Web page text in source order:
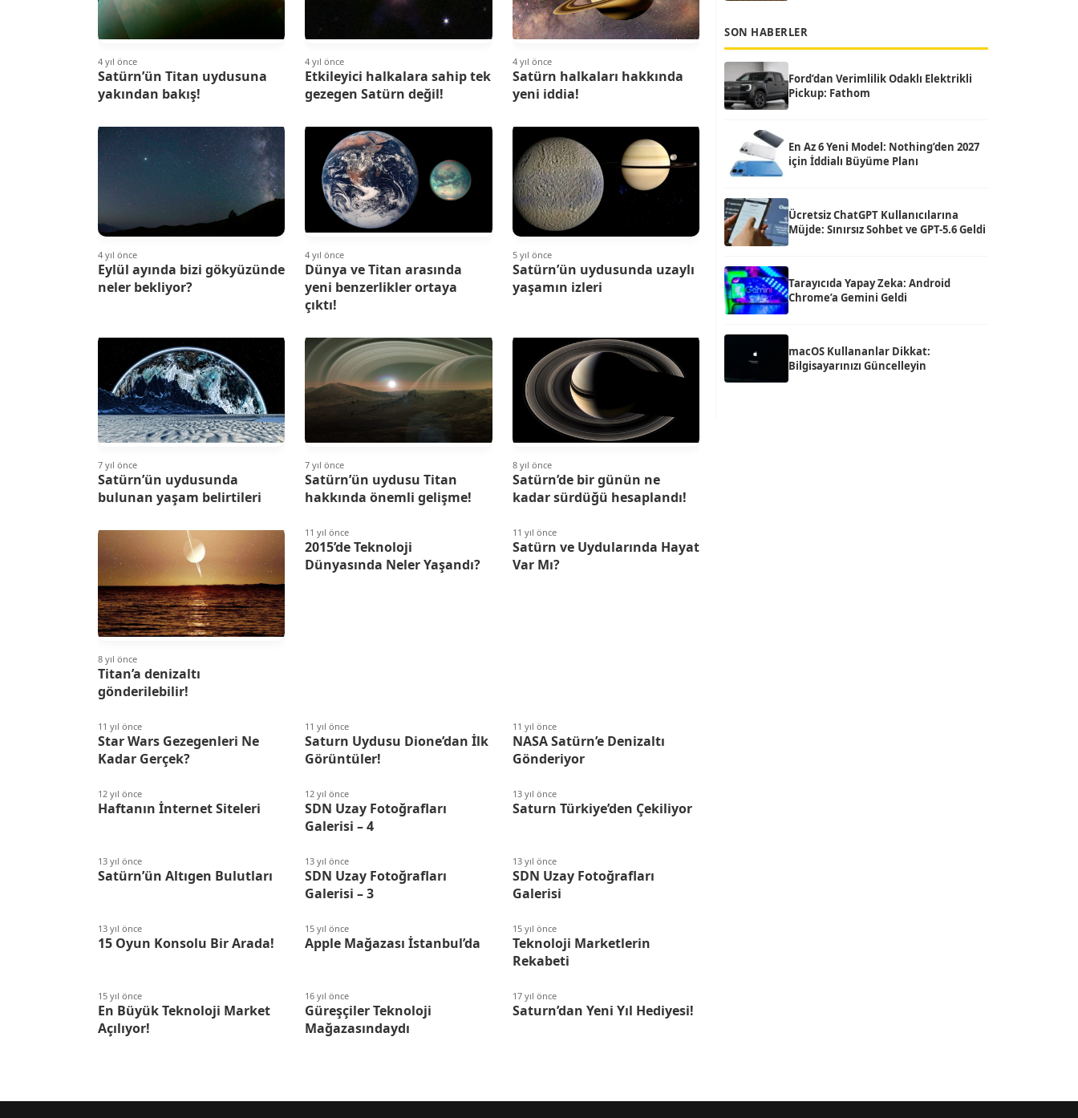
4 yıl önce
Satürn’ün Titan uydusuna
yakından bakış!
4 yıl önce
Etkileyici halkalara sahip tek
gezegen Satürn değil!
4 yıl önce
Satürn halkaları hakkında
yeni iddia!
4 yıl önce
Eylül ayında bizi gökyüzünde
neler bekliyor?
4 yıl önce
Dünya ve Titan arasında
yeni benzerlikler ortaya
çıktı!
5 yıl önce
Satürn’ün uydusunda uzaylı
yaşamın izleri
7 yıl önce
Satürn’ün uydusunda
bulunan yaşam belirtileri
7 yıl önce
Satürn’ün uydusu Titan
hakkında önemli gelişme!
8 yıl önce
Satürn’de bir günün ne
kadar sürdüğü hesaplandı!
8 yıl önce
Titan’a denizaltı
gönderilebilir!
11 yıl önce
2015’de Teknoloji
Dünyasında Neler Yaşandı?
11 yıl önce
Satürn ve Uydularında Hayat
Var Mı?
11 yıl önce
Star Wars Gezegenleri Ne
Kadar Gerçek?
11 yıl önce
Saturn Uydusu Dione’dan İlk
Görüntüler!
11 yıl önce
NASA Satürn’e Denizaltı
Gönderiyor
12 yıl önce
Haftanın İnternet Siteleri
12 yıl önce
SDN Uzay Fotoğrafları
Galerisi – 4
13 yıl önce
Saturn Türkiye’den Çekiliyor
13 yıl önce
Satürn’ün Altıgen Bulutları
13 yıl önce
SDN Uzay Fotoğrafları
Galerisi – 3
13 yıl önce
SDN Uzay Fotoğrafları
Galerisi
13 yıl önce
15 Oyun Konsolu Bir Arada!
15 yıl önce
Apple Mağazası İstanbul’da
15 yıl önce
Teknoloji Marketlerin
Rekabeti
15 yıl önce
En Büyük Teknoloji Market
Açılıyor!
16 yıl önce
Güreşçiler Teknoloji
Mağazasındaydı
17 yıl önce
Saturn’dan Yeni Yıl Hediyesi!
SON HABERLER
Ford’dan Verimlilik Odaklı Elektrikli
Pickup: Fathom
En Az 6 Yeni Model: Nothing’den 2027
için İddialı Büyüme Planı
Ücretsiz ChatGPT Kullanıcılarına
Müjde: Sınırsız Sohbet ve GPT-5.6 Geldi
Tarayıcıda Yapay Zeka: Android
Chrome’a Gemini Geldi
macOS Kullananlar Dikkat:
Bilgisayarınızı Güncelleyin